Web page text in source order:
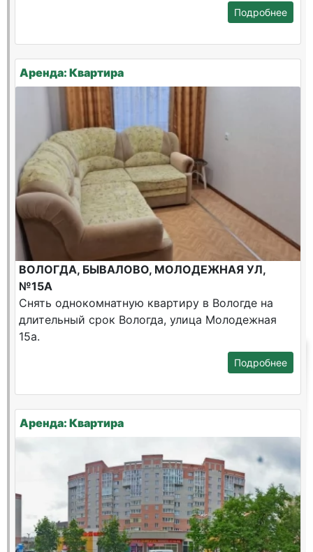
Подробнее
Аренда: Квартира
ВОЛОГДА, БЫВАЛОВО, МОЛОДЕЖНАЯ УЛ,
№15А
Снять однокомнатную квартиру в Вологде на
длительный срок Вологда, улица Молодежная
15а.
Подробнее
Аренда: Квартира